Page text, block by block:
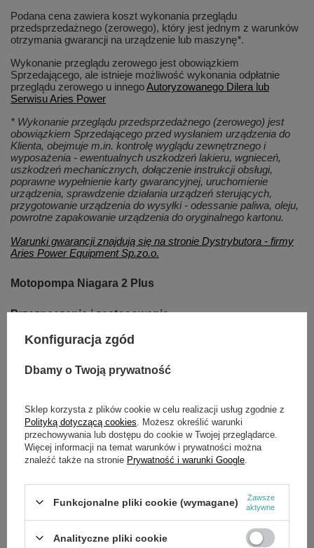
Podana cena zawiera koszt wykonania przeglądu
przedsprzedażnego (zerowego), który jest jednym z warunków
otrzymania gwarancji na urządzenie lub maszynę*.
Wykonanie przeglądu zerowego jest obowiązkiem
Sprzedającego, ale istnieje możliwość wykonania odpłatnie
przeglądu zerowego u innegoAutoryzowanego Dilera lub
Serwisu Aries Power
* Wykonanie przeglądu przedsprzedażnego (zerowego) jest
obowiązkiem Sprzedającego przed wysłaniem urządzenia do
Klienta, obejmuje m.in. kontrolę wyglądu zewnętrznego i
wyposażenia - ewentualnych uszkodzeń lakieru, wgnieceń,
uszkodzeń mechanicznych, dołączenie instrukcji obsługi,
poprawne wypełnienie karty gwarancyjnej, uruchomienie
urządzenia, sprawdzenie działania urządzeń sterujących,
przygotowanie urządzenia do wysyłki - odessanie paliwa, oleju,
powrotne zapakowanie urządzenia do oryginalnego kartonu.
Warunki gwarancji znajdują się na stronie Dystrybutora - firmy
Aries Power Equipment Sp.zo.o.
Motopompa Niagara 2 Plus
Przeznaczenie i zastosowanie
Pompy NIAGARA umożliwiają skuteczne odprowadzenie
wody z zalanych terenów. Urządzenie należy położyć na
wykorzystywane przez jednostki Straży Pożarnej oraz
Chłodzenie uszczelki pod wirnikiem
We wszystkich motopompach NIAGARA pompowana
woda jednocześnie chłodzi uszczelkę pod wirnikiem, co
zabezpiecza ją przed przegrzaniem i zwiększa trwałość. Z
uprzednim umieszczeniu na wodzie.
Pompy mogą pracować nawet po całkowitym
Konfiguracja zgód
Dbamy o Twoją prywatność
Sklep korzysta z plików cookie w celu realizacji usług zgodnie z
Polityką dotyczącą cookies . Możesz określić warunki
przechowywania lub dostępu do cookie w Twojej przeglądarce.
Więcej informacji na temat warunków i prywatności można
znaleźć także na stronie Prywatność i warunki Google
Funkcjonalne pliki cookie (wymagane)
Zawsze
aktywne
Analityczne pliki cookie